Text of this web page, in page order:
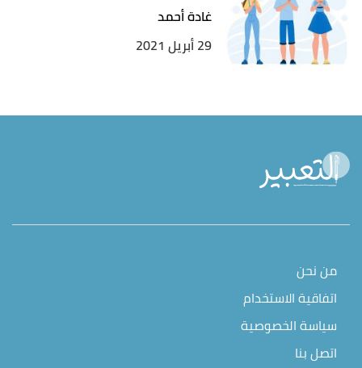
غادة أحمد
29 أبريل 2021
من نحن
اتفاقية الاستخدام
سياسة الخصوصية
اتصل بنا